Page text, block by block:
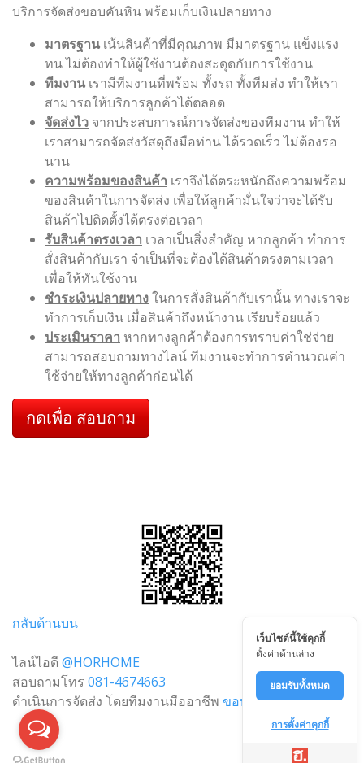
บริการจัดส่งขอบคันหิน พร้อมเก็บเงินปลายทาง
มาตรฐาน เน้นสินค้าที่มีคุณภาพ มีมาตรฐาน แข็งแรง
ทน ไม่ต้องทำให้ผู้ใช้งานต้องสะดุดกับการใช้งาน
ทีมงาน เรามีทีมงานที่พร้อม ทั้งรถ ทั้งทีมส่ง ทำให้เรา
สามารถให้บริการลูกค้าได้ตลอด
จัดส่งไว จากประสบการณ์การจัดส่งของทีมงาน ทำให้
เราสามารถจัดส่งวัสดุถึงมือท่าน ได้รวดเร็ว ไม่ต้องรอ
นาน
ความพร้อมของสินค้า เราจึงได้ตระหนักถึงความพร้อม
ของสินค้าในการจัดส่ง เพื่อให้ลูกค้ามั่นใจว่าจะได้รับ
สินค้าไปติดตั้งได้ตรงต่อเวลา
รับสินค้าตรงเวลา เวลาเป็นสิ่งสำคัญ หากลูกค้า ทำการ
สั่งสินค้ากับเรา จำเป็นที่จะต้องได้สินค้าตรงตามเวลา
เพื่อให้ทันใช้งาน
ชำระเงินปลายทางในการสั่งสินค้ากับเรานั้น ทางเราจะ
ทำการเก็บเงิน เมื่อสินค้าถึงหน้างาน เรียบร้อยแล้ว
ประเมินราคา หากทางลูกค้าต้องการทราบค่าใช่จ่าย
สามารถสอบถามทางไลน์ ทีมงานจะทำการคำนวณค่า
ใช้จ่ายให้ทางลูกค้าก่อนได้
กดเพื่อ สอบถาม
กลับด้านบน
ไลน์ไอดี @HORHOME
สอบถามโทร 081-4674663
ดำเนินการจัดส่ง โดยทีมงานมืออาชีพ ขอบคันหิน.com
เว็บไซต์นี้ใช้คุกกี้
ตั้งค่าด้านล่าง
ยอมรับทั้งหมด
การตั้งค่าคุกกี้